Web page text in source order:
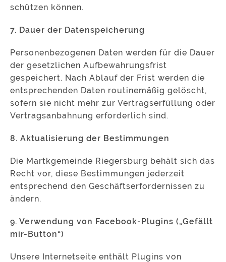
schützen können.
7. Dauer der Datenspeicherung
Personenbezogenen Daten werden für die Dauer
der gesetzlichen Aufbewahrungsfrist
gespeichert. Nach Ablauf der Frist werden die
entsprechenden Daten routinemäßig gelöscht,
sofern sie nicht mehr zur Vertragserfüllung oder
Vertragsanbahnung erforderlich sind.
8. Aktualisierung der Bestimmungen
Die Martkgemeinde Riegersburg behält sich das
Recht vor, diese Bestimmungen jederzeit
entsprechend den Geschäftserfordernissen zu
ändern.
9. Verwendung von Facebook-Plugins („Gefällt
mir-Button“)
Unsere Internetseite enthält Plugins von